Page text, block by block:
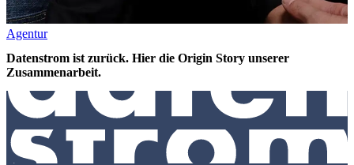
Agentur
Datenstrom ist zurück. Hier die Origin Story unserer
Zusammenarbeit.